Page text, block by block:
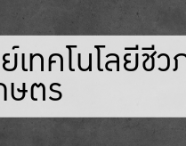
เทคโนโลยีชี
ษตร